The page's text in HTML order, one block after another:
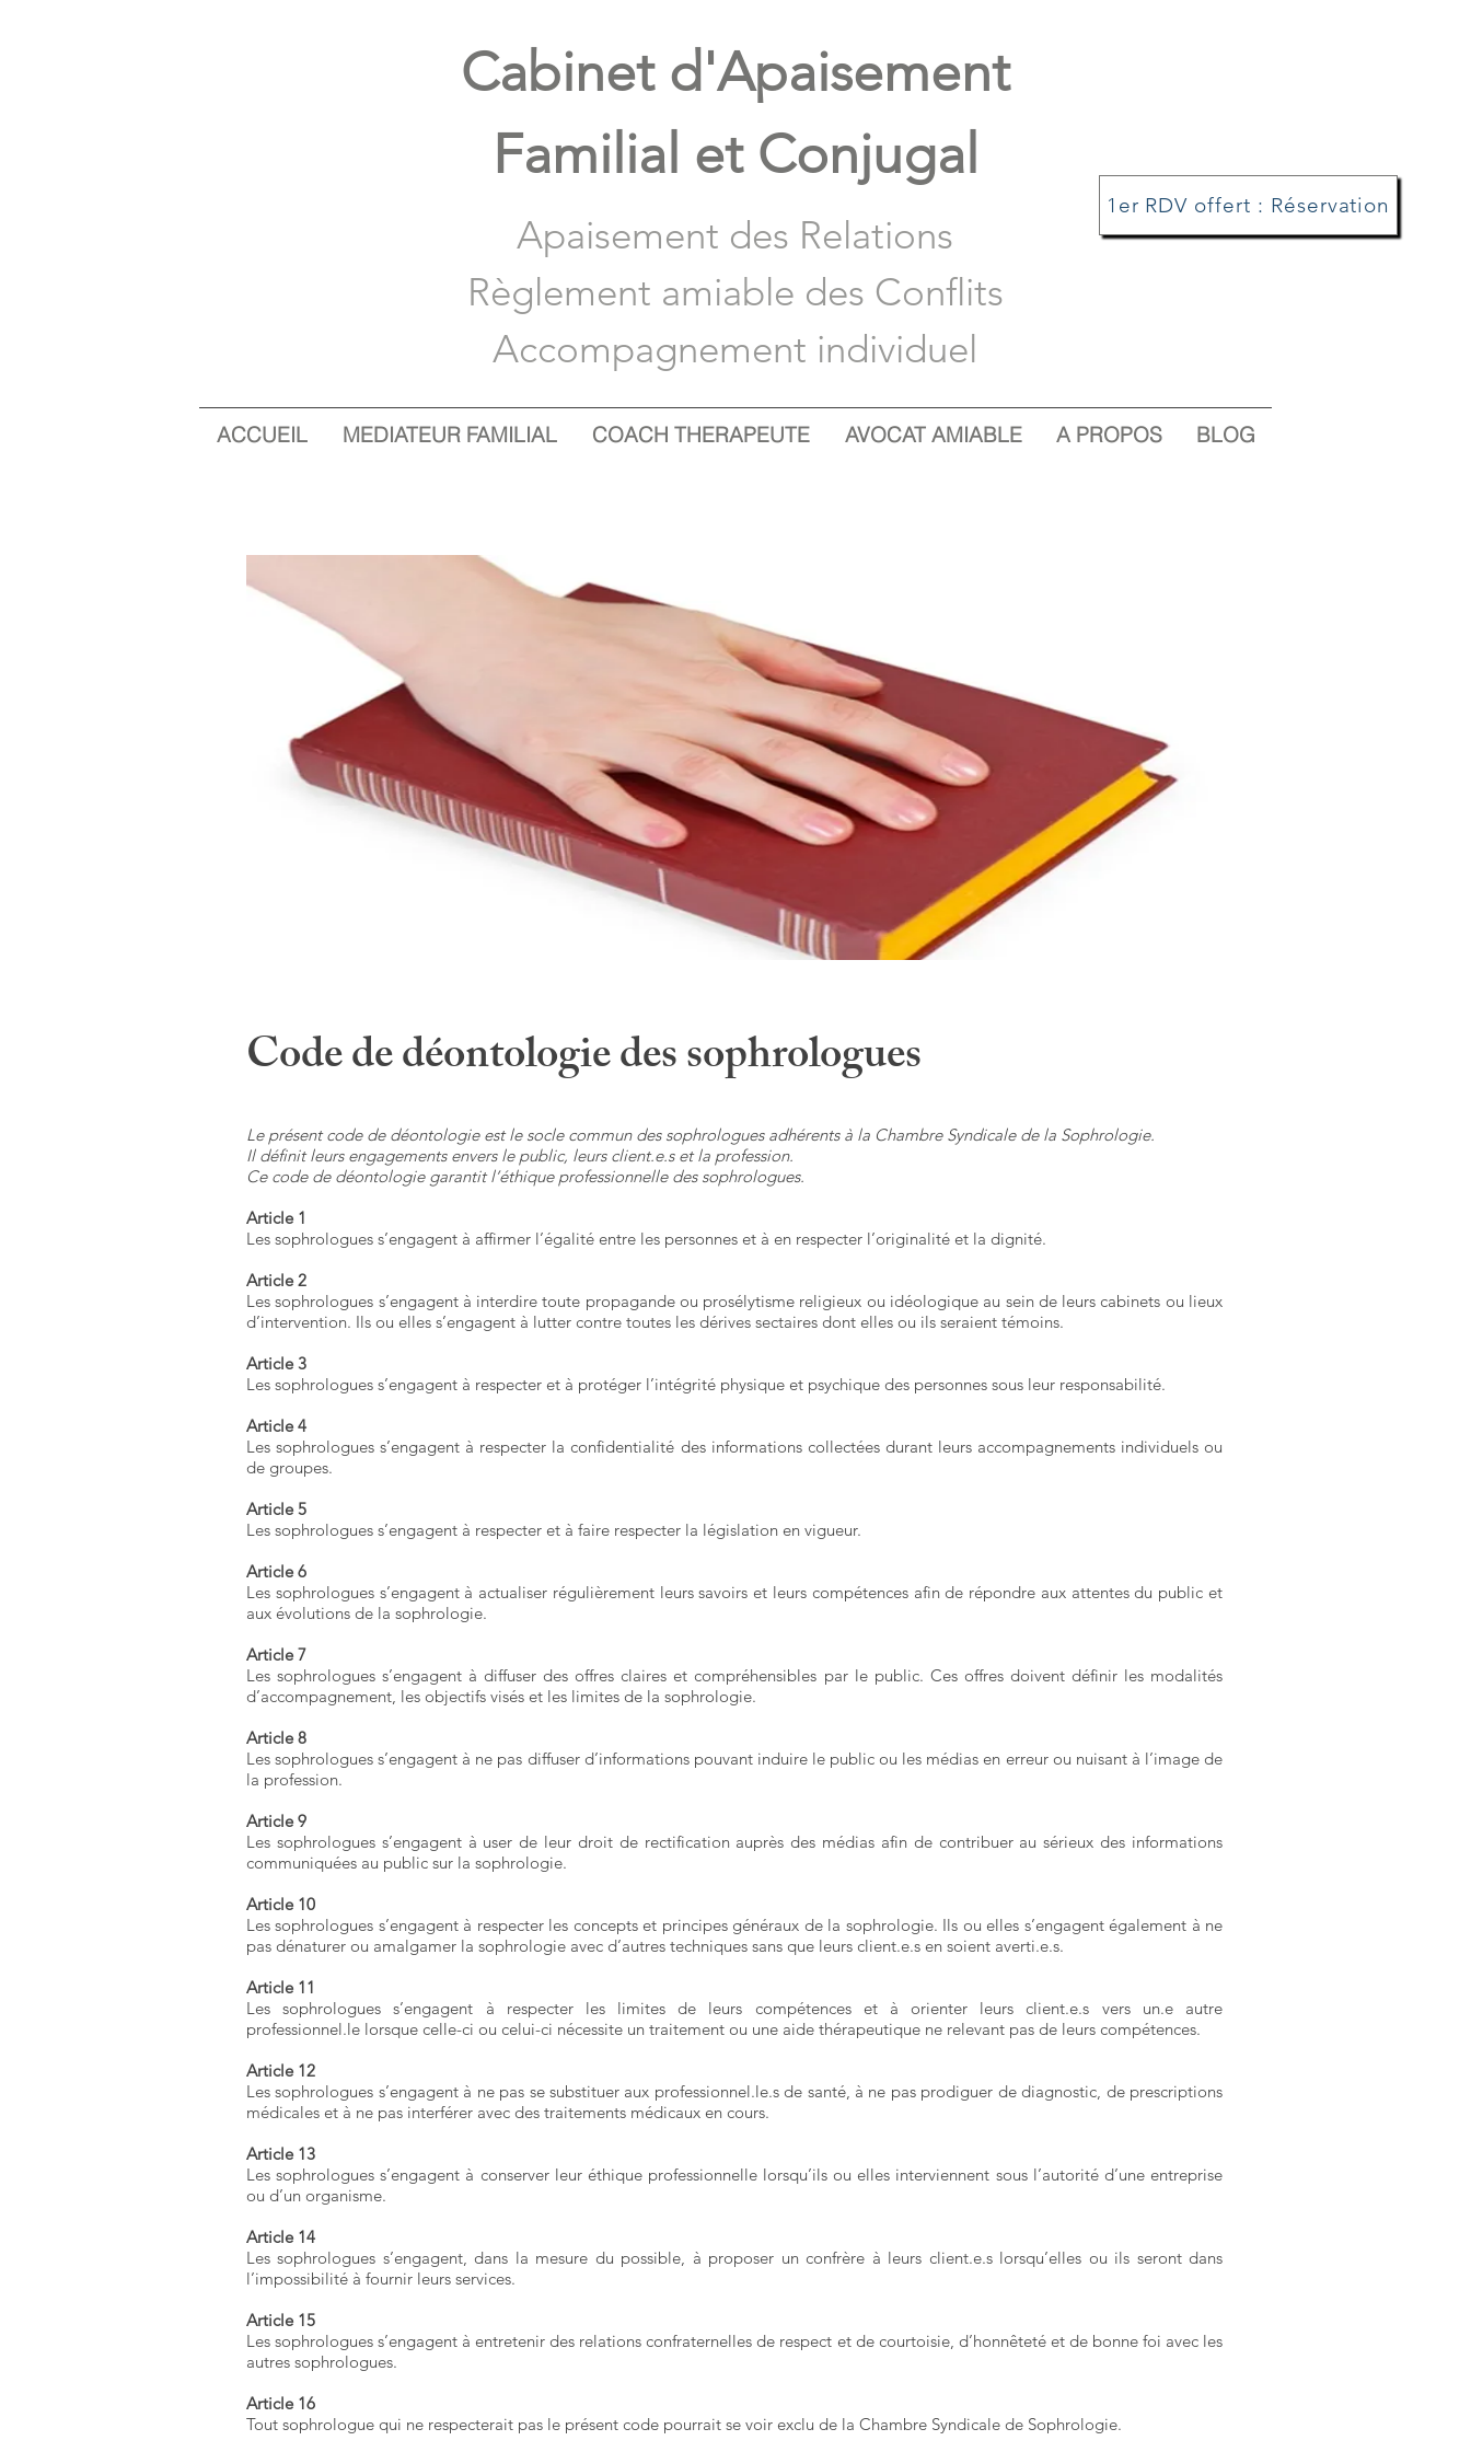
Cabinet d'Apaisement
Familial et Conjugal
Apaisement des Relations
Règlement amiable des Conflits
Accompagnement individuel
1er RDV offert : Réservation
ACCUEIL MEDIATEUR FAMILIAL COACH THERAPEUTE AVOCAT AMIABLE A PROPOS BLOG
Code de déontologie des sophrologues
Le présent code de déontologie est le socle commun des sophrologues adhérents à la Chambre Syndicale de la Sophrologie.
Il définit leurs engagements envers le public, leurs client.e.s et la profession.
Ce code de déontologie garantit l’éthique professionnelle des sophrologues.
Article 1
Les sophrologues s’engagent à affirmer l’égalité entre les personnes et à en respecter l’originalité et la dignité.
Article 2
Les sophrologues s’engagent à interdire toute propagande ou prosélytisme religieux ou idéologique au sein de leurs cabinets ou lieux
d’intervention. Ils ou elles s’engagent à lutter contre toutes les dérives sectaires dont elles ou ils seraient témoins.
Article 3
Les sophrologues s’engagent à respecter et à protéger l’intégrité physique et psychique des personnes sous leur responsabilité.
Article 4
Les sophrologues s’engagent à respecter la confidentialité des informations collectées durant leurs accompagnements individuels ou
de groupes.
Article 5
Les sophrologues s’engagent à respecter et à faire respecter la législation en vigueur.
Article 6
Les sophrologues s’engagent à actualiser régulièrement leurs savoirs et leurs compétences afin de répondre aux attentes du public et
aux évolutions de la sophrologie.
Article 7
Les sophrologues s’engagent à diffuser des offres claires et compréhensibles par le public. Ces offres doivent définir les modalités
d’accompagnement, les objectifs visés et les limites de la sophrologie.
Article 8
Les sophrologues s’engagent à ne pas diffuser d’informations pouvant induire le public ou les médias en erreur ou nuisant à l’image de
la profession.
Article 9
Les sophrologues s’engagent à user de leur droit de rectification auprès des médias afin de contribuer au sérieux des informations
communiquées au public sur la sophrologie.
Article 10
Les sophrologues s’engagent à respecter les concepts et principes généraux de la sophrologie. Ils ou elles s’engagent également à ne
pas dénaturer ou amalgamer la sophrologie avec d’autres techniques sans que leurs client.e.s en soient averti.e.s.
Article 11
Les sophrologues s’engagent à respecter les limites de leurs compétences et à orienter leurs client.e.s vers un.e autre
professionnel.le lorsque celle-ci ou celui-ci nécessite un traitement ou une aide thérapeutique ne relevant pas de leurs compétences.
Article 12
Les sophrologues s’engagent à ne pas se substituer aux professionnel.le.s de santé, à ne pas prodiguer de diagnostic, de prescriptions
médicales et à ne pas interférer avec des traitements médicaux en cours.
Article 13
Les sophrologues s’engagent à conserver leur éthique professionnelle lorsqu’ils ou elles interviennent sous l’autorité d’une entreprise
ou d’un organisme.
Article 14
Les sophrologues s’engagent, dans la mesure du possible, à proposer un confrère à leurs client.e.s lorsqu’elles ou ils seront dans
l’impossibilité à fournir leurs services.
Article 15
Les sophrologues s’engagent à entretenir des relations confraternelles de respect et de courtoisie, d’honnêteté et de bonne foi avec les
autres sophrologues.
Article 16
Tout sophrologue qui ne respecterait pas le présent code pourrait se voir exclu de la Chambre Syndicale de Sophrologie.